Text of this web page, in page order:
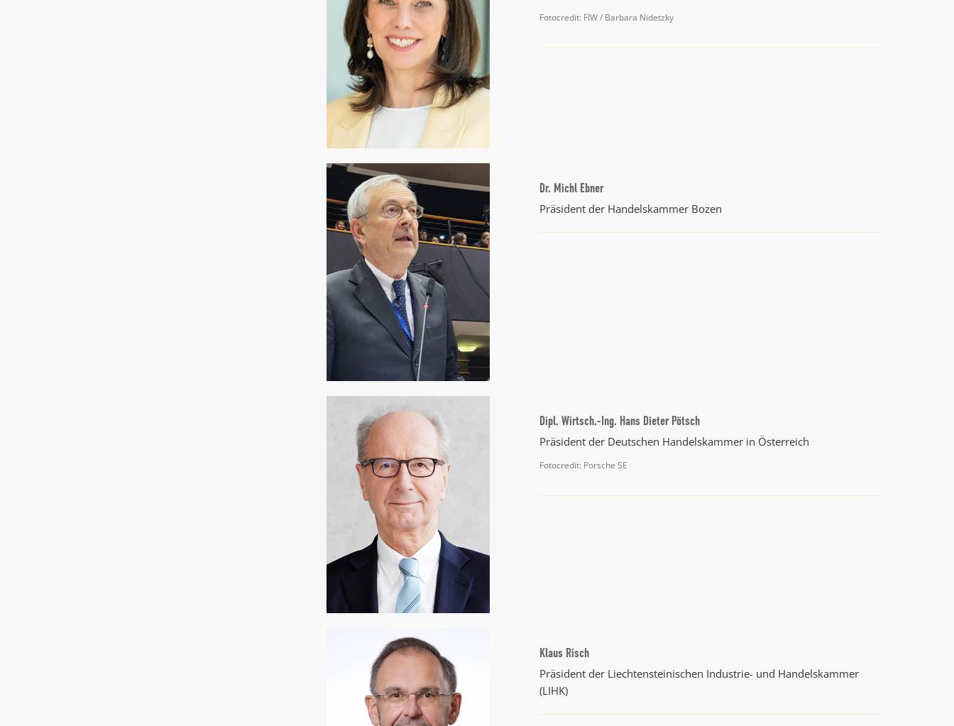
Fotocredit: FIW / Barbara Nidetzky
Dr. Michl Ebner
Präsident der Handelskammer Bozen
Dipl. Wirtsch.-Ing. Hans Dieter Pötsch
Präsident der Deutschen Handelskammer in Österreich
Fotocredit: Porsche SE
Klaus Risch
Präsident der Liechtensteinischen Industrie- und Handelskammer
(LIHK)